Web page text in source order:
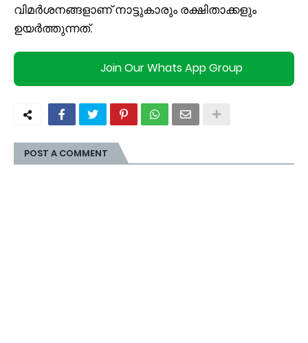
വിമര്‍ശനങ്ങളാണ് നാട്ടുകാരും രക്ഷിതാക്കളും
ഉയര്‍ത്തുന്നത്.
Join Our Whats App Group
POST A COMMENT